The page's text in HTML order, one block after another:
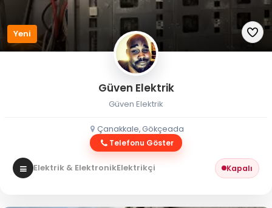
Yeni
Güven Elektrik
Güven Elektrik
Çanakkale, Gökçeada
Telefonu Göster
Elektrik & ElektronikElektrikçi Kapalı